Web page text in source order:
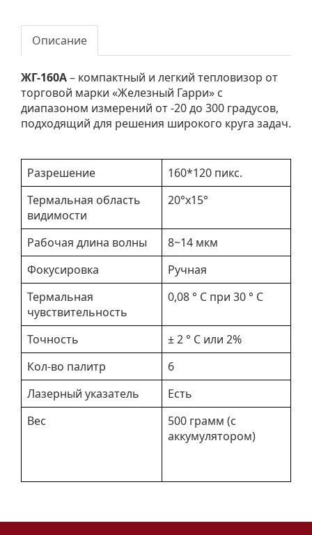
Описание
ЖГ-160А– компактный и легкий тепловизор от
торговой марки «Железный Гарри» с
диапазоном измерений от -20 до 300 градусов,
подходящий для решения широкого круга задач.
Разрешение
160*120 пикс.
Термальная область
видимости
20°x15°
Рабочая длина волны
8~14 мкм
Фокусировка
Ручная
Термальная
чувствительность
0,08 ° C при 30 ° C
Точность
± 2 ° C или 2%
Кол-во палитр
6
Лазерный указатель
Есть
Вес
500 грамм (с
аккумулятором)